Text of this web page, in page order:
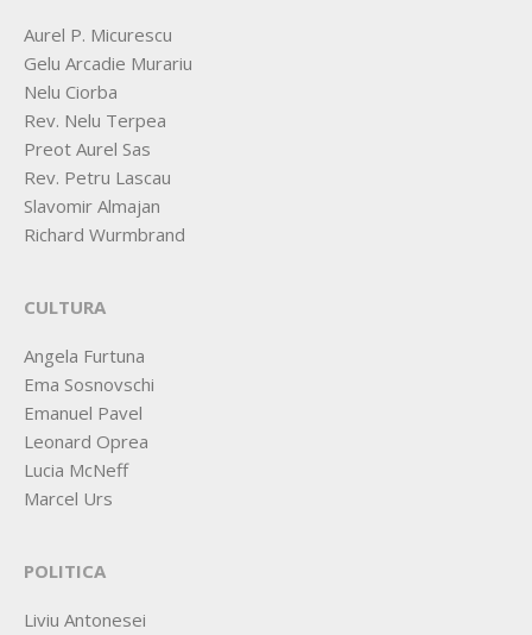
Aurel P. Micurescu
Gelu Arcadie Murariu
Nelu Ciorba
Rev. Nelu Terpea
Preot Aurel Sas
Rev. Petru Lascau
Slavomir Almajan
Richard Wurmbrand
CULTURA
Angela Furtuna
Ema Sosnovschi
Emanuel Pavel
Leonard Oprea
Lucia McNeff
Marcel Urs
POLITICA
Liviu Antonesei